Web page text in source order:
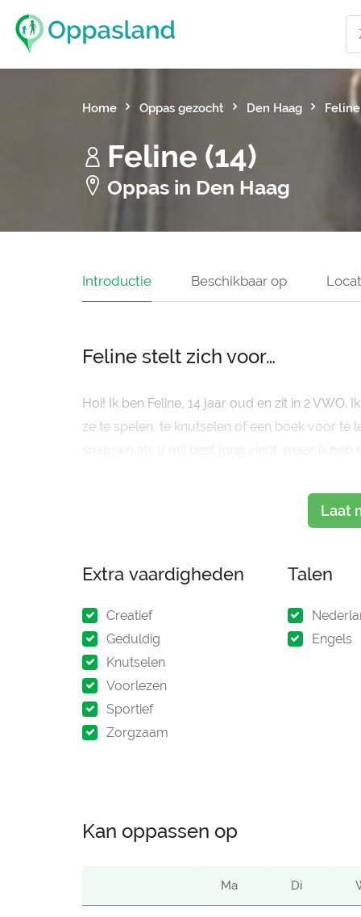
Home Oppas gezocht Den Haag Feline
Feline (14)
Oppas in Den Haag
Introductie Beschikbaar op
Feline stelt zich voor…
Hoi! Ik ben Feline, 14 jaar oud en zit in 2
ze te spelen, te knutselen of een boek voor te
Laat
Extra vaardigheden
Creatief
Geduldig
Knutselen
Voorlezen
Sportief
Zorgzaam
Talen
Engels
Kan oppassen op
Ma Di